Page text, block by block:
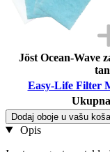
Jöst Ocean-Wave
Easy-Life Filter
Dodaj oboje u vašu
Opis